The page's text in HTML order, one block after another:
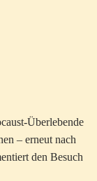
Überlebende
– erneut nach
den Besuch